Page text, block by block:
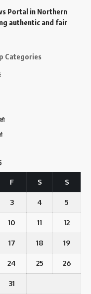
Portal in Northern
authentic and fair
Categories
F S S
3 4 5
10 11 12
17 18 19
24 25 26
31